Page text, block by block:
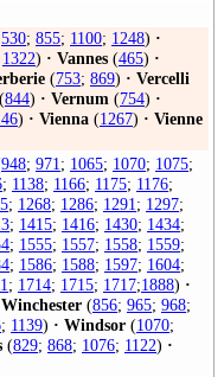
530; 855; 1100; 1248) ·
1322) · Vannes (465) ·
(753; 869) · Vercelli
(844) · Vernum (754) ·
) · Vienna (1267) · Vienne
948; 971; 1065; 1070; 1075;
; 1138; 1166; 1175; 1176;
; 1268; 1286; 1291; 1297;
; 1415; 1416; 1430; 1434;
; 1555; 1557; 1558; 1559;
; 1586; 1588; 1597; 1604;
; 1714; 1715; 1717;1888) ·
Winchester (856; 965; 968;
; 1139) · Windsor (1070;
(829; 868; 1076; 1122) ·